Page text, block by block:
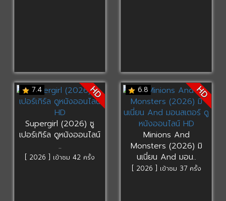
7.4 HD
Supergirl (2026) ซู
เปอร์เกิร์ล ดูหนังออนไลน์
..
[ 2026 ] เข้าชม 42 ครั้ง
6.8 HD
Minions And
Monsters (2026) มิ
นเนี่ยน And มอน..
[ 2026 ] เข้าชม 37 ครั้ง